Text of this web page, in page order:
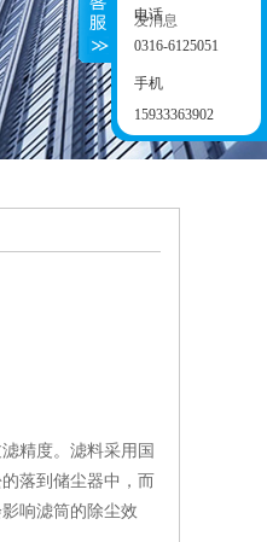
精度。滤料采用国
落到储尘器中，而
响滤筒的除尘效
电话
0316-6125051
手机
15933363902